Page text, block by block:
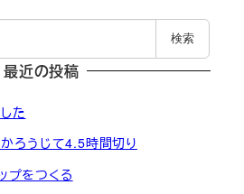
検索
最近の投稿
た
ろうじて4.5時間切り
プをつくる